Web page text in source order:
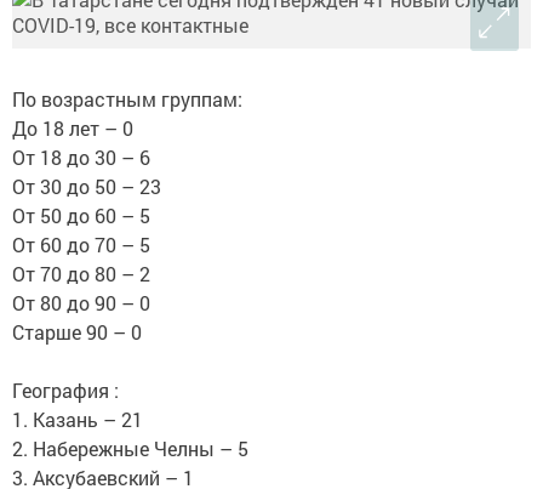
По возрастным группам:
До 18 лет – 0
От 18 до 30 – 6
От 30 до 50 – 23
От 50 до 60 – 5
От 60 до 70 – 5
От 70 до 80 – 2
От 80 до 90 – 0
Старше 90 – 0
География :
1. Казань – 21
2. Набережные Челны – 5
3. Аксубаевский – 1